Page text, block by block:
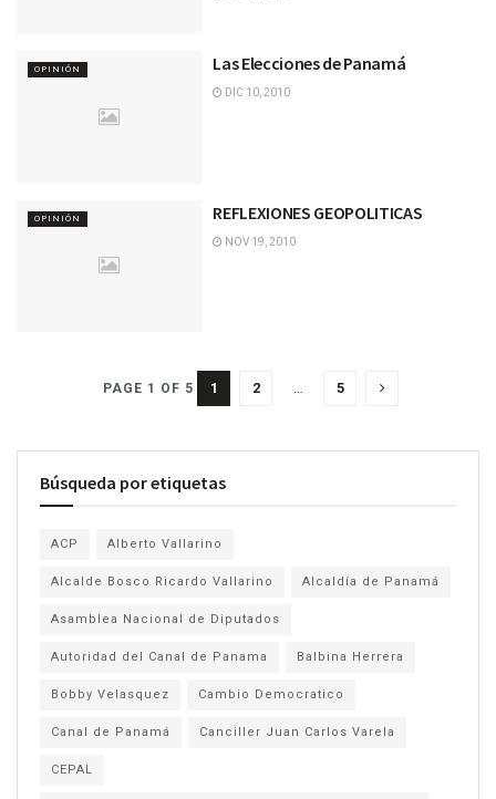
OPINIÓN Las Elecciones de Panamá
DIC 10, 2010
OPINIÓN REFLEXIONES GEOPOLITICAS
NOV 19, 2010
PAGE 1 OF 5 1 2 … 5
Búsqueda por etiquetas
ACP Alberto Vallarino
Alcalde Bosco Ricardo Vallarino Alcaldía de Panamá
Asamblea Nacional de Diputados
Autoridad del Canal de Panama Balbina Herrera
Bobby Velasquez Cambio Democratico
Canal de Panamá Canciller Juan Carlos Varela
CEPAL